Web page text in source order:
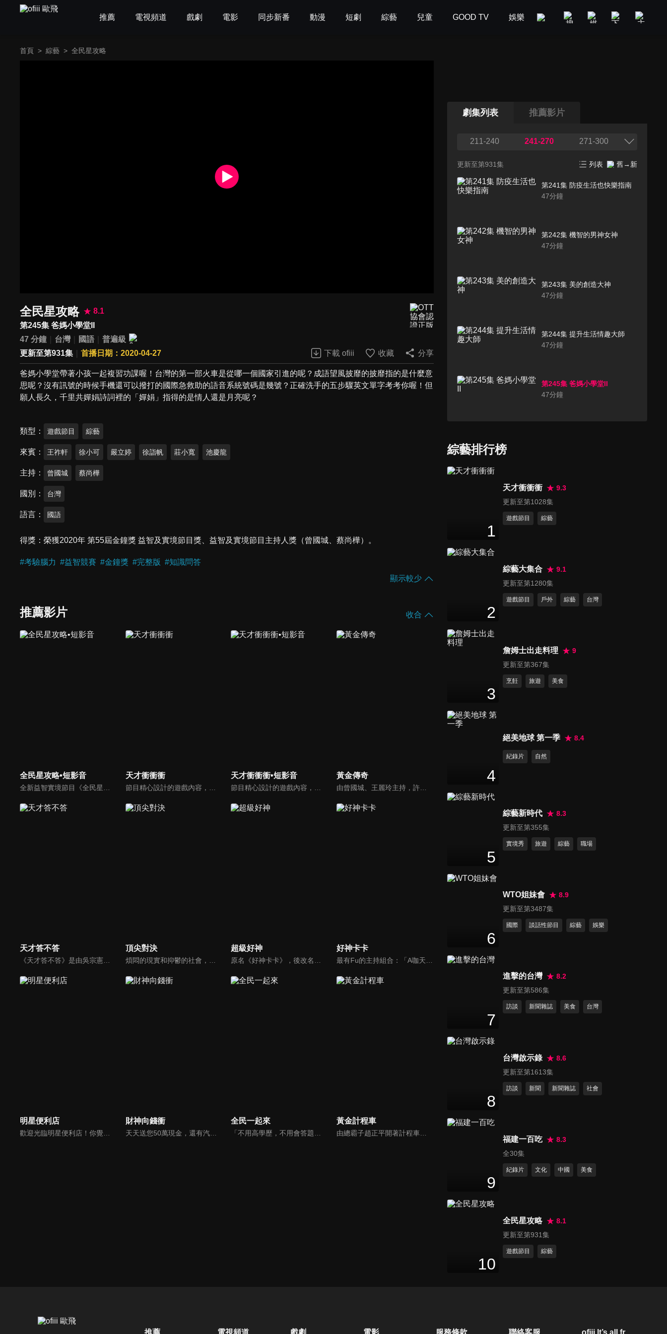
推薦 電視頻道 戲劇 電影 同步新番 動漫 短劇 綜藝 兒童 GOOD TV 娛樂 美食旅遊 新聞政論
首頁 > 綜藝 > 全民星攻略
全民星攻略
8.1
第245集 爸媽小學堂II
47 分鐘
台灣 國語
普遍級
更新至第931集
首播日期：2020-04-27 下載 ofiii 收藏 分享
爸媽小學堂帶著小孩一起複習功課喔！台灣的第一部火車是從哪一個國家引進的呢？成語望風披靡的披靡指的是什麼意
思呢？沒有訊號的時候手機還可以撥打的國際急救助的語音系統號碼是幾號？正確洗手的五步驟英文單字考考你喔！但
願人長久，千里共嬋娟詩詞裡的「嬋娟」指得的是情人還是月亮呢？
類型 遊戲節目 綜藝
來賓 王祚軒 徐小可 嚴立婷 徐詣帆 莊小寬 池慶龍
主持 曾國城 蔡尚樺
國別 台灣
語言 國語
得獎 榮獲2020年 第55屆金鐘獎 益智及實境節目獎、益智及實境節目主持人獎（曾國城、蔡尚樺）。
#考驗腦力 #益智競賽 #金鐘獎 #完整版 #知識問答
顯示較少
推薦影片 收合
全民星攻略•短影音 天才衝衝衝 天才衝衝衝•短影音 黃金傳奇
由曾國城、王麗玲主持，許多人記憶中的經典外景綜藝節目之一。每次闖關成功的隊伍，可獲得藏寶圖；拼湊出完整藏寶圖者，可憑著藏寶圖提示至寶箱放置處；最後以正確寶箱之正確答案鑰匙開啟成功者，除隊長本身外的每位參賽者，即可獲得價值新台幣5萬元之黃金金牌。
天才答不答 頂尖對決 超級好神 好神卡卡
明星便利店
歡迎光臨明星便利店！你覺得便利店裡面有什麼？關東煮？茶葉蛋？還是讓你尖叫的大明星？一家擁有明星的便利店，到底有多稀奇，你會不會想要光臨呢？
財神向錢衝
天天送您50萬現金，還有汽車大獎！不考智力、體力，挑戰家人、同事、同學、朋友互相了解的成渡和共同生活經驗。快來參加《財神向前衝》大獎通通送給您。
全民一起來
「不用高學歷，不用會答題，全民一起來，獎金拿不完！」《全民一起來》是一檔結合手機遊戲的大型現場直播益智節目，「記憶、觀察、反應、平衡、敏捷...」，多道關卡考驗挑戰者的多元智能及體能，見證藝人明星各項不可思議的挑戰。
黃金計程車
由總霸子趙正平開著計程車在街頭隨機找尋搭車路人，進行機智問答，如果十題答對就可以拿走金元寶！如果沒有答對，就把當前獎金減一個0然後發放！另外節目中總霸子趙正平還會帶我們遍尋美食名景。
劇集列表 推薦影片
211-240 241-270 271-300
更新至第931集 列表 舊→新
第241集 防疫生活也快樂指南
47分鐘
第242集 機智的男神女神
47分鐘
第243集 美的創造大神
47分鐘
第244集 提升生活情趣大師
47分鐘
第245集 爸媽小學堂II
47分鐘
第247集 好朋友相愛相殺
47 分鐘
第249集 宅在家的健康專家
第251集 女王與菁英男智慧約
47
分鐘
第254集 高學歷的媒體人
47
分鐘
47
分鐘
第256集 街頭智慧王大戰學霸
第257集 國際等級活動專家
47
第259集 美女主播 VS 天才偶
47分鐘
第262集 露咖小個子的大腦比
拼
47分鐘
綜藝排行榜
1
天才衝衝衝
9.3
更新至第1028集
遊戲節目 綜藝
2
綜藝大集合
9.1
更新至第1280集
遊戲節目 戶外 綜藝 台灣
3
詹姆士出走料理
9
更新至第367集
烹飪 旅遊 美食
4
絕美地球 第一季 8.4
紀錄片 自然
5
綜藝新時代
8.3
更新至第355集
實境秀 旅遊 綜藝 職場
6
WTO姐妹會
8.9
更新至第3487集
國際 談話性節目 綜藝 娛樂
7
進擊的台灣
8.2
更新至第586集
訪談 新聞雜誌 美食 台灣
8
台灣啟示錄
8.6
更新至第1613集
訪談 新聞 新聞雜誌 社會
9
福建一百吃
8.3
全30集
紀錄片 文化 中國 美食
10
全民星攻略
8.1
更新至第931集
遊戲節目 綜藝
推薦 電視頻道 戲劇 電影 服務條款 聯絡客服